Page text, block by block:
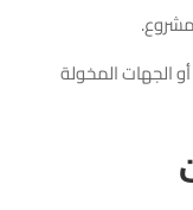
الجهات المخولة